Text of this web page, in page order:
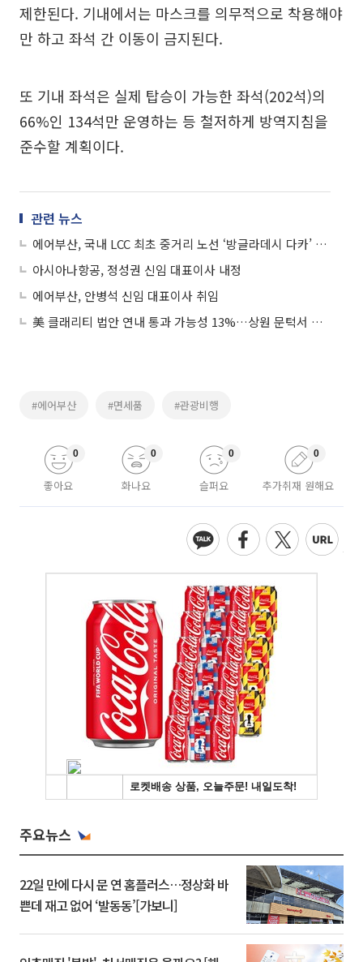
제한된다. 기내에서는 마스크를 의무적으로 착용해야
만 하고 좌석 간 이동이 금지된다.
또 기내 좌석은 실제 탑승이 가능한 좌석(202석)의
66%인 134석만 운영하는 등 철저하게 방역지침을
준수할 계획이다.
관련 뉴스
에어부산, 국내 LCC 최초 중거리 노선 ‘방글라데시 다카’ 운항
아시아나항공, 정성권 신임 대표이사 내정
에어부산, 안병석 신임 대표이사 취임
美 클래리티 법안 연내 통과 가능성 13%…상원 문턱서 제동
#에어부산 #면세품 #관광비행
좋아요
0
화나요
0
슬퍼요
0
추가취재 원해요
0
주요뉴스
22일 만에 다시 문 연 홈플러스…정상화 바
쁜데 재고 없어 ‘발동동’[가보니]